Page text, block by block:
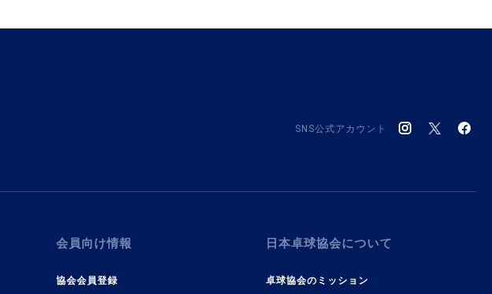
SNS公式アカウント
会員向け情報
協会会員登録
日本卓球協会について
卓球協会のミッション